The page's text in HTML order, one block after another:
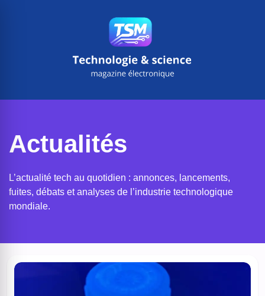
Actualités
L’actualité tech au quotidien : annonces, lancements,
fuites, débats et analyses de l’industrie technologique
mondiale.